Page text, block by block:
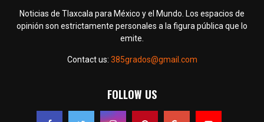
Noticias de Tlaxcala para México y el Mundo. Los espacios de
opinión son estrictamente personales a la figura pública que lo
emite.
Contact us: 385grados@gmail.com
FOLLOW US